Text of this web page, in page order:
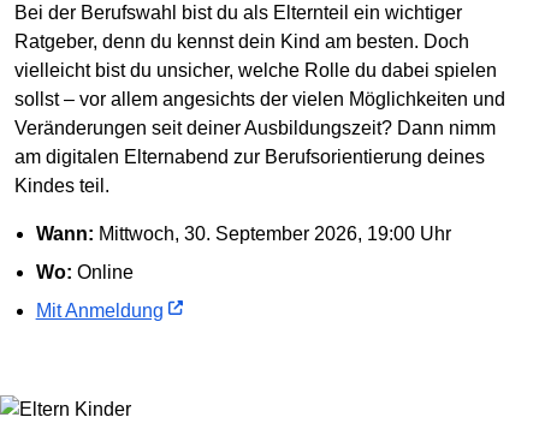
Bei der Berufswahl bist du als Elternteil ein wichtiger
Ratgeber, denn du kennst dein Kind am besten. Doch
vielleicht bist du unsicher, welche Rolle du dabei spielen
sollst – vor allem angesichts der vielen Möglichkeiten und
Veränderungen seit deiner Ausbildungszeit? Dann nimm
am digitalen Elternabend zur Berufsorientierung deines
Kindes teil.
Wann: Mittwoch, 30. September 2026, 19:00 Uhr
Wo: Online
Mit Anmeldung